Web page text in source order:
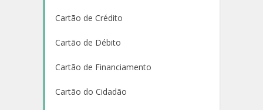
Cartão de Crédito
Cartão de Débito
Cartão de Financiamento
Cartão do Cidadão